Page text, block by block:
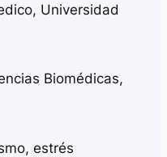
Universidad
Biomédicas,
estrés